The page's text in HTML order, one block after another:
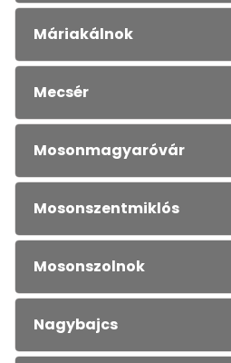
Máriakálnok
Mecsér
Mosonmagyaróvár
Mosonszentmiklós
Mosonszolnok
Nagybajcs